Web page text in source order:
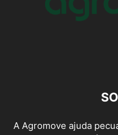
A Agromove ajuda